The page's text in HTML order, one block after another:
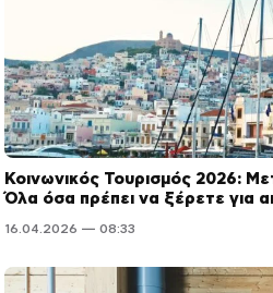
Κοινωνικός Τουρισμός 2026:
Όλα όσα πρέπει να ξέρετε για
16.04.2026 — 08:33